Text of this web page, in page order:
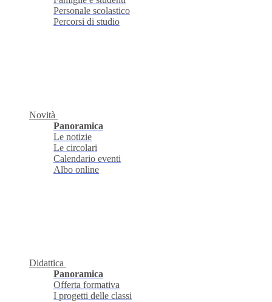
Personale scolastico
Percorsi di studio
Novità
Panoramica
Le notizie
Le circolari
Calendario eventi
Albo online
Didattica
Panoramica
Offerta formativa
I progetti delle classi